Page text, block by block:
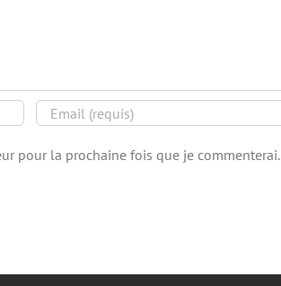
pour la prochaine fois que je commenterai.